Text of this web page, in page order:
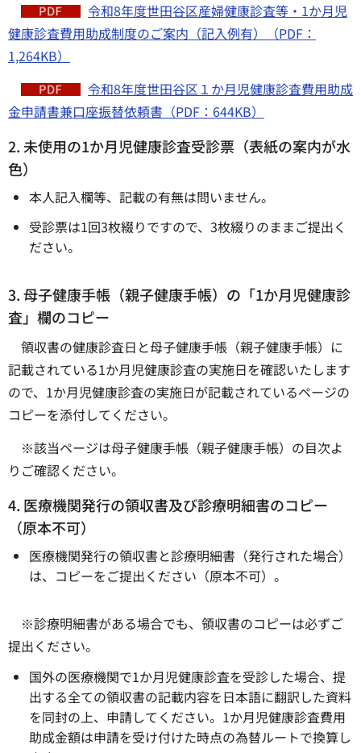
令和8年度世田谷区産婦健康診査等・1か月児
健康診査費用助成制度のご案内（記入例有）（PDF：
1,264KB）
令和8年度世田谷区１か月児健康診査費用助成
金申請書兼口座振替依頼書（PDF：644KB）
2. 未使用の1か月児健康診査受診票（表紙の案内が水
色）
本人記入欄等、記載の有無は問いません。
受診票は1回3枚綴りですので、3枚綴りのままご提出く
ださい。
3. 母子健康手帳（親子健康手帳）の「1か月児健康診
査」欄のコピー
領収書の健康診査日と母子健康手帳（親子健康手帳）に
記載されている1か月児健康診査の実施日を確認いたします
ので、1か月児健康診査の実施日が記載されているページの
コピーを添付してください。
※該当ページは母子健康手帳（親子健康手帳）の目次よ
りご確認ください。
4. 医療機関発行の領収書及び診療明細書のコピー
（原本不可）
医療機関発行の領収書と診療明細書（発行された場合）
は、コピーをご提出ください（原本不可）。
※診療明細書がある場合でも、領収書のコピーは必ずご
提出ください。
国外の医療機関で1か月児健康診査を受診した場合、提
出する全ての領収書の記載内容を日本語に翻訳した資料
を同封の上、申請してください。1か月児健康診査費用
助成金額は申請を受け付けた時点の為替ルートで換算し